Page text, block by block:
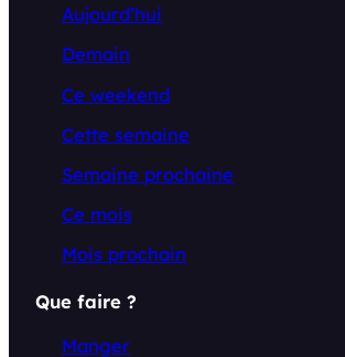
Aujourd’hui
Demain
Ce weekend
Cette semaine
Semaine prochaine
Ce mois
Mois prochain
Que faire ?
Manger